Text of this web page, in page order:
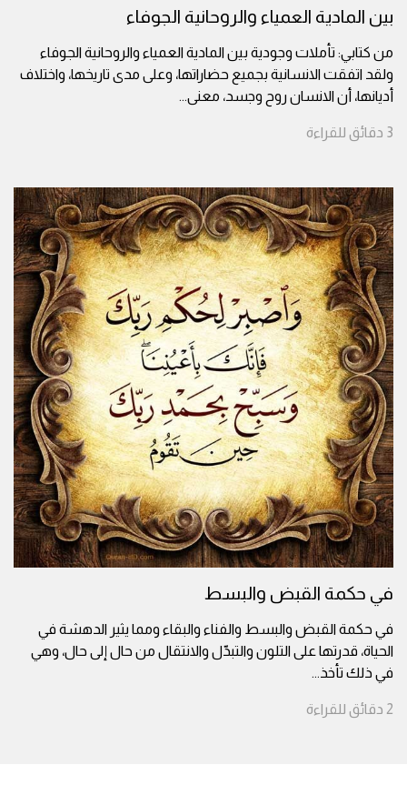
بين المادية العمياء والروحانية الجوفاء
من كتابي: تأملات وجودية بين المادية العمياء والروحانية الجوفاء
ولقد اتفقت الانسانية بجميع حضاراتها، وعلى مدى تاريخها، واختلاف
أديانها، أن الانسان روح وجسد، معنى...
3 دقائق للقراءة
في حكمة القبض والبسط
في حكمة القبض والبسط والفناء والبقاء ومما يثير الدهشة في
الحياة، قدرتها على التلون والتبدّل والانتقال من حال إلى حال، وهي
في ذلك تأخذ...
2 دقائق للقراءة